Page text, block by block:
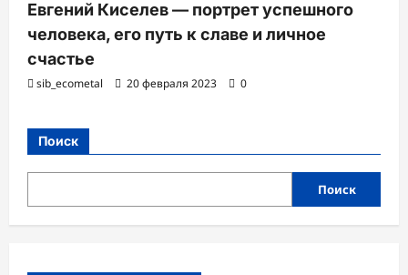
Евгений Киселев — портрет успешного
человека, его путь к славе и личное
счастье
sib_ecometal 20 февраля 2023 0
Поиск
Поиск